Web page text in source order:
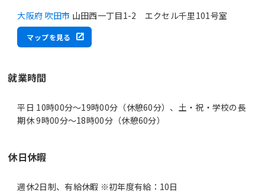
大阪府 吹田市 山田西一丁目1-2 エクセル千里101号室
マップを見る
就業時間
平日 10時00分〜19時00分（休憩60分）、土・祝・学校の長
期休 9時00分〜18時00分（休憩60分）
休日休暇
週休2日制、有給休暇 ※初年度有給：10日